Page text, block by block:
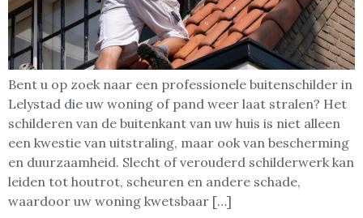
Bent u op zoek naar een professionele buitenschilder in
Lelystad die uw woning of pand weer laat stralen? Het
schilderen van de buitenkant van uw huis is niet alleen
een kwestie van uitstraling, maar ook van bescherming
en duurzaamheid. Slecht of verouderd schilderwerk kan
leiden tot houtrot, scheuren en andere schade,
waardoor uw woning kwetsbaar […]